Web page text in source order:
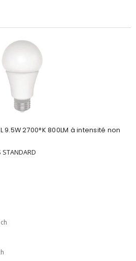
9.5W 2700°K 800LM à intensité non
STANDARD